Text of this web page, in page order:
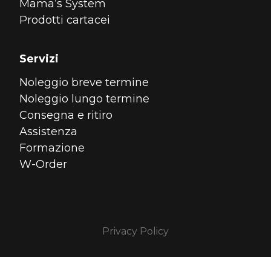
Mama’s System
Prodotti cartacei
Servizi
Noleggio breve termine
Noleggio lungo termine
Consegna e ritiro
Assistenza
Formazione
W-Order
Privacy Policy